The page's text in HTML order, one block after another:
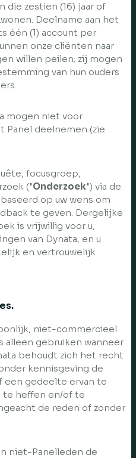
die zestien (16) jaar of
Deelname aan het
één (1) account per
onze cliënten naar
willen peilen; zij mogen
van hun ouders
mogen niet voor
Panel deelnemen (zie
focusgroep,
("Onderzoek") via de
op uw wens om
te geven. Dergelijke
is vrijwillig voor u,
van Dynata, en u
en vertrouwelijk
niet-commercieel
alleen gebruiken wanneer
behoudt zich het recht
kennisgeving de
een gedeelte ervan te
te heffen en/of te
de reden of zonder
niet-Panelleden de